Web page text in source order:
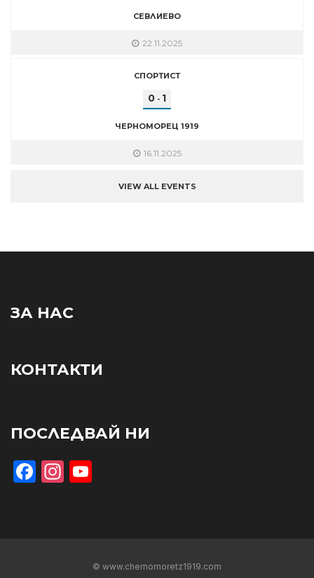
СЕВЛИЕВО
22.11.2025
СПОРТИСТ
0 - 1
ЧЕРНОМОРЕЦ 1919
16.11.2025
VIEW ALL EVENTS
ЗА НАС
КОНТАКТИ
ПОСЛЕДВАЙ НИ
Facebook
Instagram
© www.chernomoretz1919.com